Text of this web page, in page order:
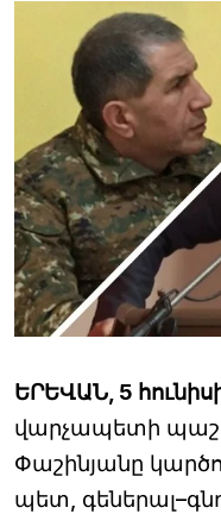
ԵՐԵՎԱՆ, 5
վարչապետի
Փաշինյանը
պետ,